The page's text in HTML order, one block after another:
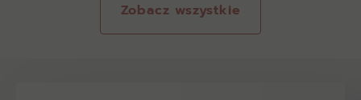
Zobacz wszystkie